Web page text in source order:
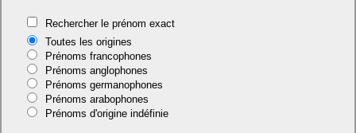
Rechercher le prénom exact
Toutes les origines
Prénoms francophones
Prénoms anglophones
Prénoms germanophones
Prénoms arabophones
Prénoms d'origine indéfinie